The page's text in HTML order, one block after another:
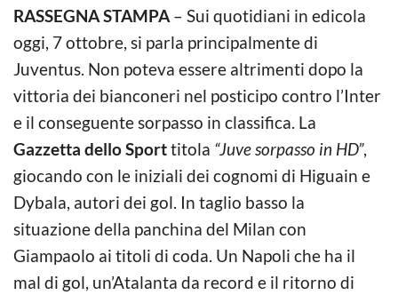
RASSEGNA STAMPA – Sui quotidiani in edicola
oggi, 7 ottobre, si parla principalmente di
Juventus. Non poteva essere altrimenti dopo la
vittoria dei bianconeri nel posticipo contro l’Inter
e il conseguente sorpasso in classifica. La
Gazzetta dello Sporttitola “Juve sorpasso in HD”,
giocando con le iniziali dei cognomi di Higuain e
Dybala, autori dei gol. In taglio basso la
situazione della panchina del Milan con
Giampaolo ai titoli di coda. Un Napoli che ha il
mal di gol, un’Atalanta da record e il ritorno di